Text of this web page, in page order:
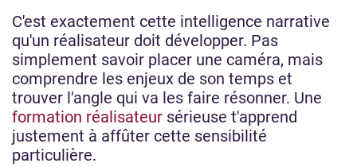
C'est exactement cette intelligence narrative
qu'un réalisateur doit développer. Pas
simplement savoir placer une caméra, mais
comprendre les enjeux de son temps et
trouver l'angle qui va les faire résonner. Une
formation réalisateur sérieuse t'apprend
justement à affûter cette sensibilité
particulière.